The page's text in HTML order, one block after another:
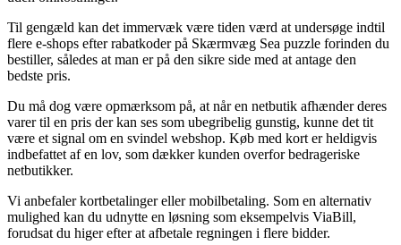
Til gengæld kan det immervæk være tiden værd at undersøge indtil
flere e-shops efter rabatkoder på Skærmvæg Sea puzzle forinden du
bestiller, således at man er på den sikre side med at antage den
bedste pris.
Du må dog være opmærksom på, at når en netbutik afhænder deres
varer til en pris der kan ses som ubegribelig gunstig, kunne det tit
være et signal om en svindel webshop. Køb med kort er heldigvis
indbefattet af en lov, som dækker kunden overfor bedrageriske
netbutikker.
Vi anbefaler kortbetalinger eller mobilbetaling. Som en alternativ
mulighed kan du udnytte en løsning som eksempelvis ViaBill,
forudsat du higer efter at afbetale regningen i flere bidder.